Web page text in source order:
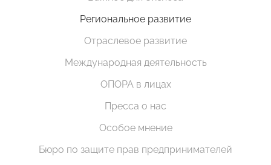
Региональное развитие
Отраслевое развитие
Международная деятельность
ОПОРА в лицах
Пресса о нас
Особое мнение
Бюро по защите прав предпринимателей